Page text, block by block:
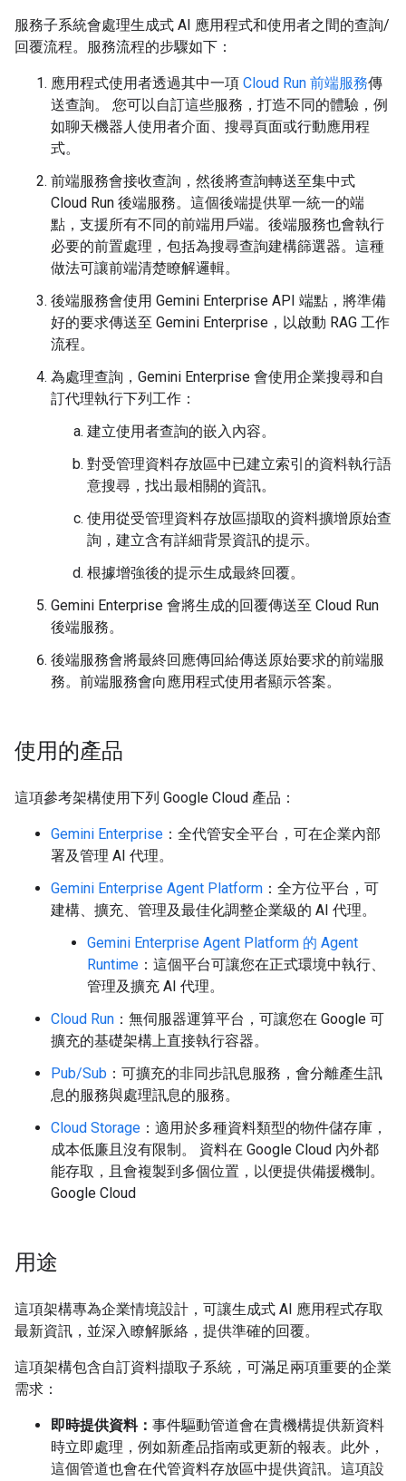
服務子系統會處理生成式 AI 應用程式和使用者之間的查詢/
回覆流程。服務流程的步驟如下：
應用程式使用者透過其中一項 Cloud Run 前端服務傳
送查詢。 您可以自訂這些服務，打造不同的體驗，例
如聊天機器人使用者介面、搜尋頁面或行動應用程
式。
前端服務會接收查詢，然後將查詢轉送至集中式
Cloud Run 後端服務。這個後端提供單一統一的端
點，支援所有不同的前端用戶端。後端服務也會執行
必要的前置處理，包括為搜尋查詢建構篩選器。這種
做法可讓前端清楚瞭解邏輯。
後端服務會使用 Gemini Enterprise API 端點，將準備
好的要求傳送至 Gemini Enterprise，以啟動 RAG 工作
流程。
為處理查詢，Gemini Enterprise 會使用企業搜尋和自
訂代理執行下列工作：
建立使用者查詢的嵌入內容。
對受管理資料存放區中已建立索引的資料執行語
意搜尋，找出最相關的資訊。
使用從受管理資料存放區擷取的資料擴增原始查
詢，建立含有詳細背景資訊的提示。
根據增強後的提示生成最終回覆。
Gemini Enterprise 會將生成的回覆傳送至 Cloud Run
後端服務。
後端服務會將最終回應傳回給傳送原始要求的前端服
務。前端服務會向應用程式使用者顯示答案。
使用的產品
這項參考架構使用下列 Google Cloud 產品：
Gemini Enterprise ：全代管安全平台，可在企業內部
署及管理 AI 代理。
Gemini Enterprise Agent Platform ：全方位平台，可
建構、擴充、管理及最佳化調整企業級的 AI 代理。
Gemini Enterprise Agent Platform 的 Agent
Runtime ：這個平台可讓您在正式環境中執行、
管理及擴充 AI 代理。
Cloud Run ：無伺服器運算平台，可讓您在 Google 可
擴充的基礎架構上直接執行容器。
Pub/Sub ：可擴充的非同步訊息服務，會分離產生訊
息的服務與處理訊息的服務。
Cloud Storage ：適用於多種資料類型的物件儲存庫，
成本低廉且沒有限制。 資料在 Google Cloud 內外都
能存取，且會複製到多個位置，以便提供備援機制。
Google Cloud
用途
這項架構專為企業情境設計，可讓生成式 AI 應用程式存取
最新資訊，並深入瞭解脈絡，提供準確的回覆。
這項架構包含自訂資料擷取子系統，可滿足兩項重要的企業
需求：
即時提供資料： 事件驅動管道會在貴機構提供新資料
時立即處理，例如新產品指南或更新的報表。此外，
這個管道也會在代管資料存放區中提供資訊。這項設